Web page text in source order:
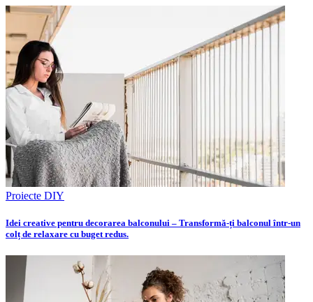
Proiecte DIY
Idei creative pentru decorarea balconului – Transformă-ți balconul într-un
colț de relaxare cu buget redus.